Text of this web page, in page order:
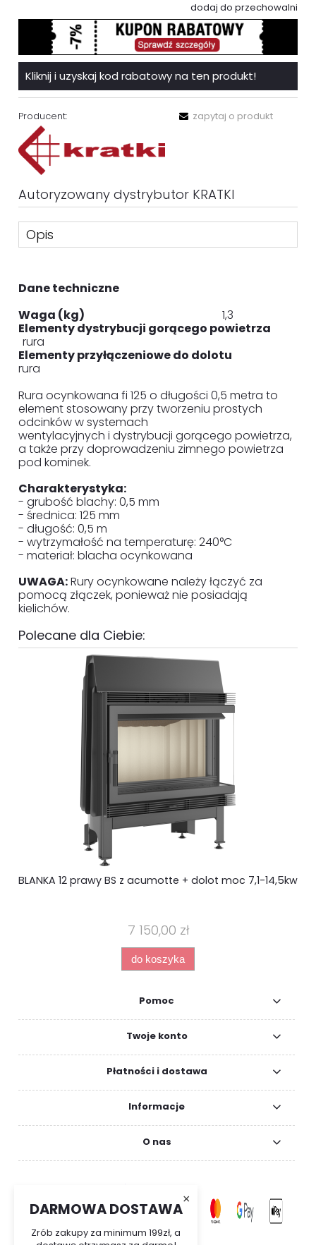
dodaj do przechowalni
Kliknij i uzyskaj kod rabatowy na ten produkt!
Producent: zapytaj o produkt
Autoryzowany dystrybutor KRATKI
Opis
Dane techniczne
Waga (kg) 1,3
Elementy dystrybucji gorącego powietrza
rura
Elementy przyłączeniowe do dolotu
rura
Rura ocynkowana fi 125 o długości 0,5 metra to
element stosowany przy tworzeniu prostych
odcinków w systemach
wentylacyjnych i dystrybucji gorącego powietrza,
a także przy doprowadzeniu zimnego powietrza
pod kominek.
Charakterystyka:
- grubość blachy: 0,5 mm
- średnica: 125 mm
- długość: 0,5 m
- wytrzymałość na temperaturę: 240°C
- materiał: blacha ocynkowana
UWAGA:Rury ocynkowane należy łączyć za
pomocą złączek, ponieważ nie posiadają
kielichów.
Polecane dla Ciebie:
BLANKA 12 prawy BS z acumotte + dolot moc 7,1-14,5kw
7 150,00 zł
do koszyka
×
DARMOWA DOSTAWA
Zrób zakupy za minimum 199zł, a
Pomoc
Twoje konto
Płatności i dostawa
Informacje
O nas